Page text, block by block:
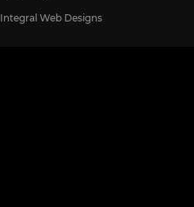
Integral Web Designs